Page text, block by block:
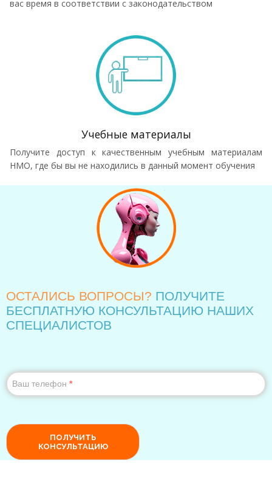
вас время в соответствии с законодательством
Учебные материалы
Получите доступ к качественным учебным материалам
НМО, где бы вы не находились в данный момент обучения